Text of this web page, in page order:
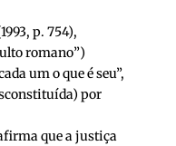
p. 754),
romano”)
um o que é seu”,
por
que a justiça